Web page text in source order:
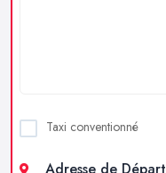
Taxi conventionné
Adresse de Départ